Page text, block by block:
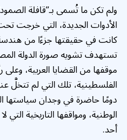
ولم تكن ما تُسمى بـ”قافلة
الأدوات الجديدة، التي خرجت
كانت في حقيقتها جزءًا من
تستهدف تشويه صورة الدولة
موقفها من القضايا العربية،
الفلسطينية، تلك التي لم تتخلَّ
دومًا حاضرة في وجدان سياستها
الوطنية، ومواقفها التاريخية
أحد.